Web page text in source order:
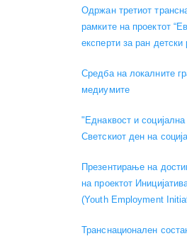
Одржан третиот
рамките на проектот
експерти за ран детски
Средба на локалните
медиумите
"Еднаквост и
Светскиот ден на
Презентирање на
на проектот
(Youth Employment
Транснационален